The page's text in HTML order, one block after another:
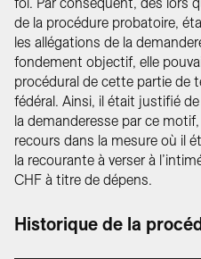
foi. Par conséquent, dès lors
de la procédure probatoire,
les allégations de la
fondement objectif, elle
procédural de cette partie de
fédéral. Ainsi, il était justifié
la demanderesse par ce
recours dans la mesure où il
la recourante à verser à
CHF à titre de dépens.
Historique de la